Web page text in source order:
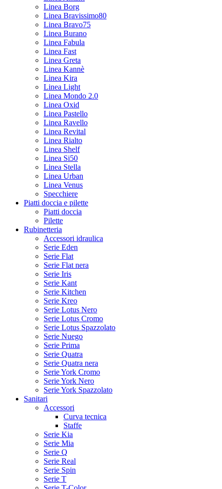
Linea Borg
Linea Bravissimo80
Linea Bravo75
Linea Burano
Linea Fabula
Linea Fast
Linea Greta
Linea Kannè
Linea Kira
Linea Light
Linea Mondo 2.0
Linea Oxid
Linea Pastello
Linea Ravello
Linea Revital
Linea Rialto
Linea Shelf
Linea Si50
Linea Stella
Linea Urban
Linea Venus
Specchiere
Piatti doccia e pilette
Piatti doccia
Pilette
Rubinetteria
Accessori idraulica
Serie Eden
Serie Flat
Serie Flat nera
Serie Iris
Serie Kant
Serie Kitchen
Serie Kreo
Serie Lotus Nero
Serie Lotus Cromo
Serie Lotus Spazzolato
Serie Nuego
Serie Prima
Serie Quatra
Serie Quatra nera
Serie York Cromo
Serie York Nero
Serie York Spazzolato
Sanitari
Accessori
Curva tecnica
Staffe
Serie Kia
Serie Mia
Serie Q
Serie Real
Serie Spin
Serie T